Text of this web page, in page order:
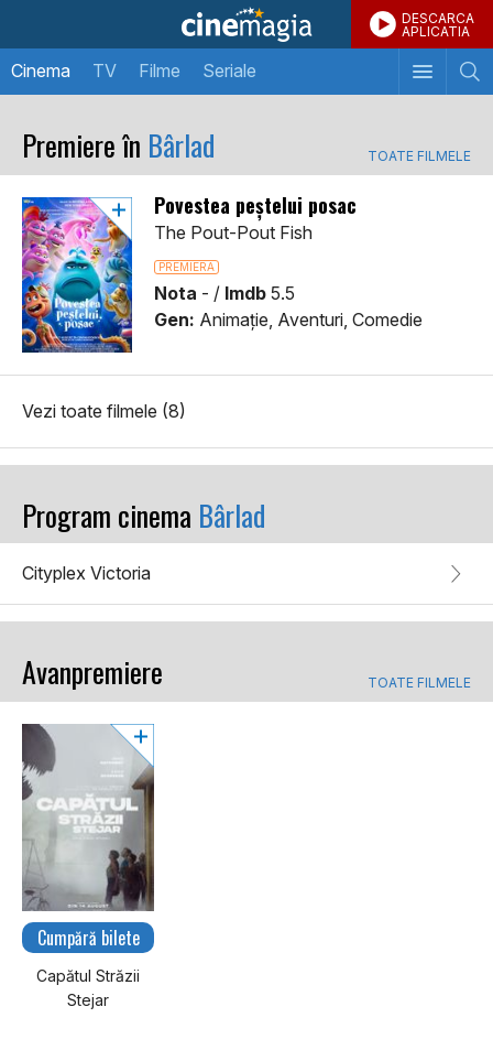
DESCARCA
APLICATIA
Cinema TV Filme Seriale
Premiere în Bârlad TOATE FILMELE
Povestea peștelui posac
The Pout-Pout Fish
PREMIERA
Nota - / Imdb 5.5
Gen: Animaţie, Aventuri, Comedie
Vezi toate filmele (8)
Program cinema Bârlad
Cityplex Victoria
Avanpremiere TOATE FILMELE
Cumpără bilete
Capătul Străzii
Stejar